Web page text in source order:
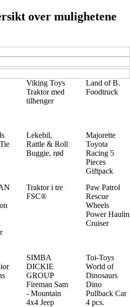
over mulighetene
Viking Toys
Traktor med
tilhenger
Land of B.
Foodtruck
Lekebil,
Rattle & Roll
Buggie, rød
Majorette
Toyota
Racing 5
Pieces
Giftpack
Traktor i tre
FSC®
Paw Patrol
Rescue
Wheels
Power Haulin
Cruiser
SIMBA
DICKIE
GROUP
Fireman Sam
- Mountain
4x4 Jeep
Toi-Toys
World of
Dinosaurs
Dino
Pullback Car
4 pcs.